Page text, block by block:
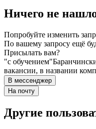
Ничего не
Попробуйте изменить
По вашему запросу ещё
Присылать вам?
"с обучением"
вакансии, в названии
В мессенджер
На почту
Другие